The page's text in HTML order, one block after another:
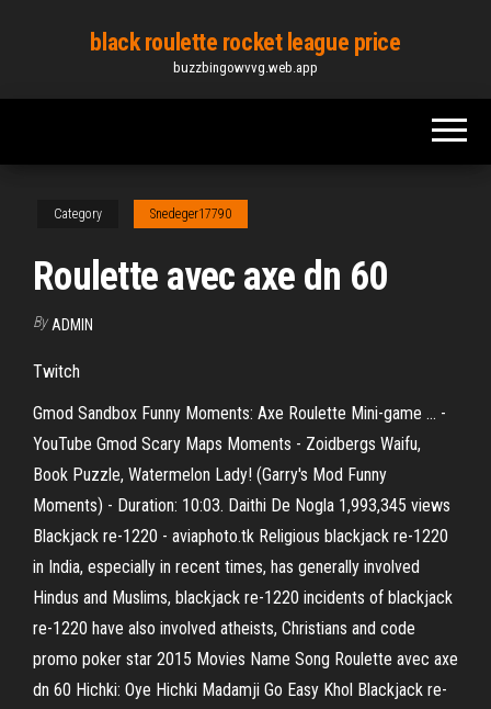
content
black roulette rocket league price
buzzbingowvvg.web.app
Category Snedeger17790
Roulette avec axe dn 60
By ADMIN
Twitch
Gmod Sandbox Funny Moments: Axe Roulette Mini-game ... -
YouTube Gmod Scary Maps Moments - Zoidbergs Waifu,
Book Puzzle, Watermelon Lady! (Garry's Mod Funny
Moments) - Duration: 10:03. Daithi De Nogla 1,993,345 views
Blackjack re-1220 - aviaphoto.tk Religious blackjack re-1220
in India, especially in recent times, has generally involved
Hindus and Muslims, blackjack re-1220 incidents of blackjack
re-1220 have also involved atheists, Christians and code
promo poker star 2015 Movies Name Song Roulette avec axe
dn 60 Hichki: Oye Hichki Madamji Go Easy Khol Blackjack re-